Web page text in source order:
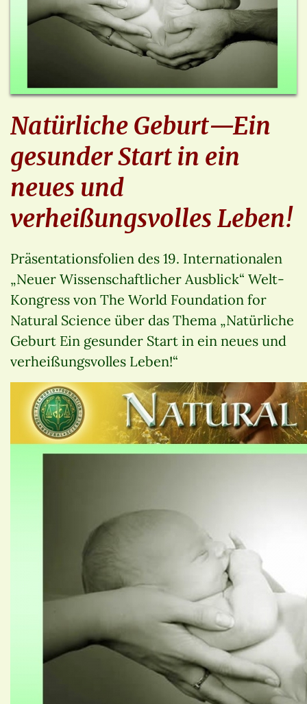
Natürliche Geburt—Ein
gesunder Start in ein
neues und
verheißungsvolles Leben!
Präsentationsfolien des 19. Internationalen
„Neuer Wissenschaftlicher Ausblick“ Welt-
Kongress von The World Foundation for
Natural Science über das Thema „Natürliche
Geburt Ein gesunder Start in ein neues und
verheißungsvolles Leben!“